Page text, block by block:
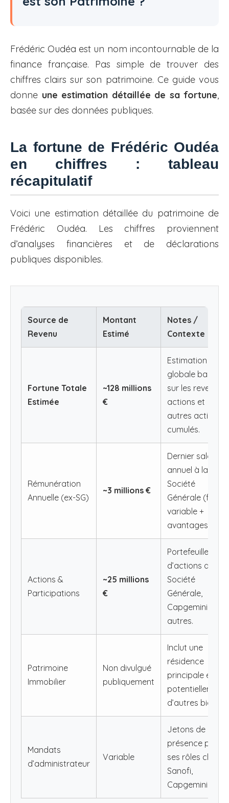
Frédéric Oudéa est un nom incontournable de la
finance française. Pas simple de trouver des
chiffres clairs sur son patrimoine. Ce guide vous
donne une estimation détaillée de sa fortune,
basée sur des données publiques.
La fortune de Frédéric Oudéa
en chiffres : tableau
récapitulatif
Voici une estimation détaillée du patrimoine de
Frédéric Oudéa. Les chiffres proviennent
d’analyses financières et de déclarations
publiques disponibles.
Source de
Revenu
Montant
Estimé
Notes /
Contexte
Fortune Totale
Estimée
~128 millions
€
Estimation
globale basée
sur les revenus,
actions et
autres actifs
cumulés.
Rémunération
Annuelle (ex-SG)
~3 millions €
Dernier salaire
annuel à la
Société
Générale (fixe +
variable +
avantages).
Actions &
Participations
~25 millions
€
Portefeuille
d’actions de la
Société
Générale,
Capgemini et
autres.
Patrimoine
Immobilier
Non divulgué
publiquement
Inclut une
résidence
principale et
potentiellement
d’autres biens.
Mandats
d’administrateur
Variable
Jetons de
présence pour
ses rôles chez
Sanofi,
Capgemini, etc.